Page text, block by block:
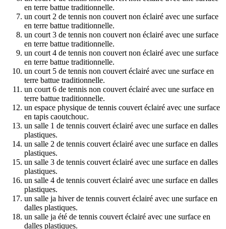
en terre battue traditionnelle.
un court 2 de tennis non couvert non éclairé avec une surface
en terre battue traditionnelle.
un court 3 de tennis non couvert non éclairé avec une surface
en terre battue traditionnelle.
un court 4 de tennis non couvert non éclairé avec une surface
en terre battue traditionnelle.
un court 5 de tennis non couvert éclairé avec une surface en
terre battue traditionnelle.
un court 6 de tennis non couvert éclairé avec une surface en
terre battue traditionnelle.
un espace physique de tennis couvert éclairé avec une surface
en tapis caoutchouc.
un salle 1 de tennis couvert éclairé avec une surface en dalles
plastiques.
un salle 2 de tennis couvert éclairé avec une surface en dalles
plastiques.
un salle 3 de tennis couvert éclairé avec une surface en dalles
plastiques.
un salle 4 de tennis couvert éclairé avec une surface en dalles
plastiques.
un salle ja hiver de tennis couvert éclairé avec une surface en
dalles plastiques.
un salle ja été de tennis couvert éclairé avec une surface en
dalles plastiques.